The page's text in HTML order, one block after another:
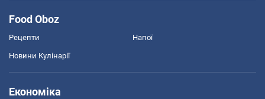
Food Oboz
Рецепти Напої
Новини Кулінарії
Економіка